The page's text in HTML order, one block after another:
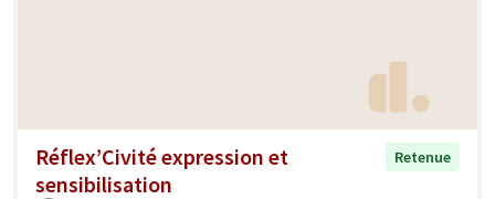
Réflex’Civité expression et
sensibilisation
Retenue